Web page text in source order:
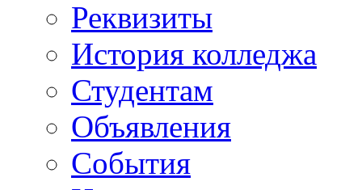
Реквизиты
История колледжа
Студентам
Объявления
События